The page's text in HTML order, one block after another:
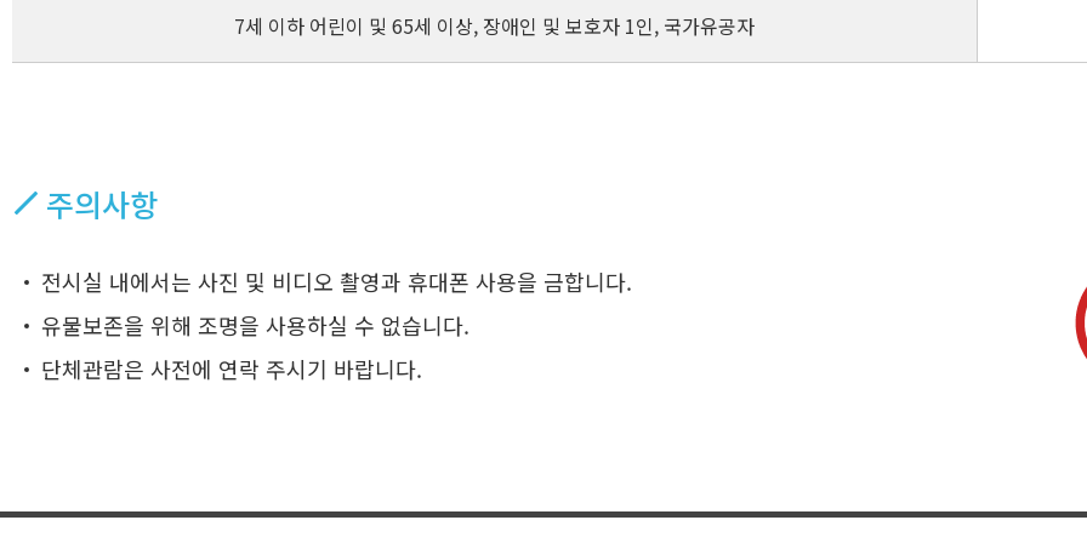
7세 이하 어린이 및 65세 이상, 장애인 및 보호자 1인, 국가유공자
주의사항
전시실 내에서는 사진 및 비디오 촬영과 휴대폰 사용을 금합니다.
유물보존을 위해 조명을 사용하실 수 없습니다.
단체관람은 사전에 연락 주시기 바랍니다.